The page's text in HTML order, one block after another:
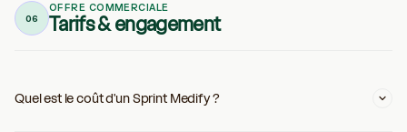
06
OFFRE COMMERCIALE
Tarifs & engagement
Quel est le coût d'un Sprint Medify ?